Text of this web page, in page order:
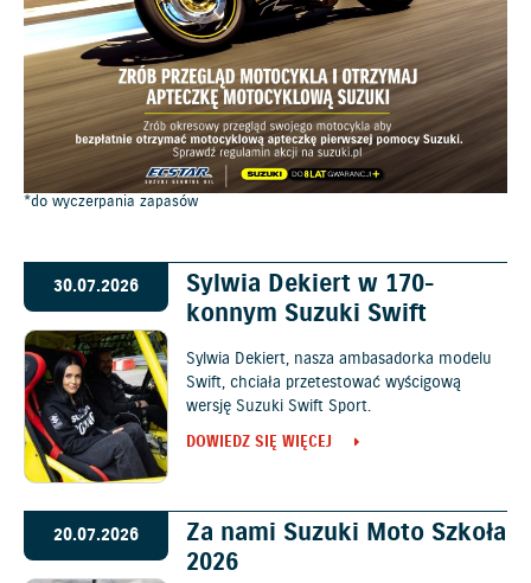
*do wyczerpania zapasów
30.07.2026
Sylwia Dekiert w 170-
konnym Suzuki Swift
Sylwia Dekiert, nasza ambasadorka modelu
Swift, chciała przetestować wyścigową
wersję Suzuki Swift Sport.
DOWIEDZ SIĘ WIĘCEJ
20.07.2026
Za nami Suzuki Moto Szkoła
2026